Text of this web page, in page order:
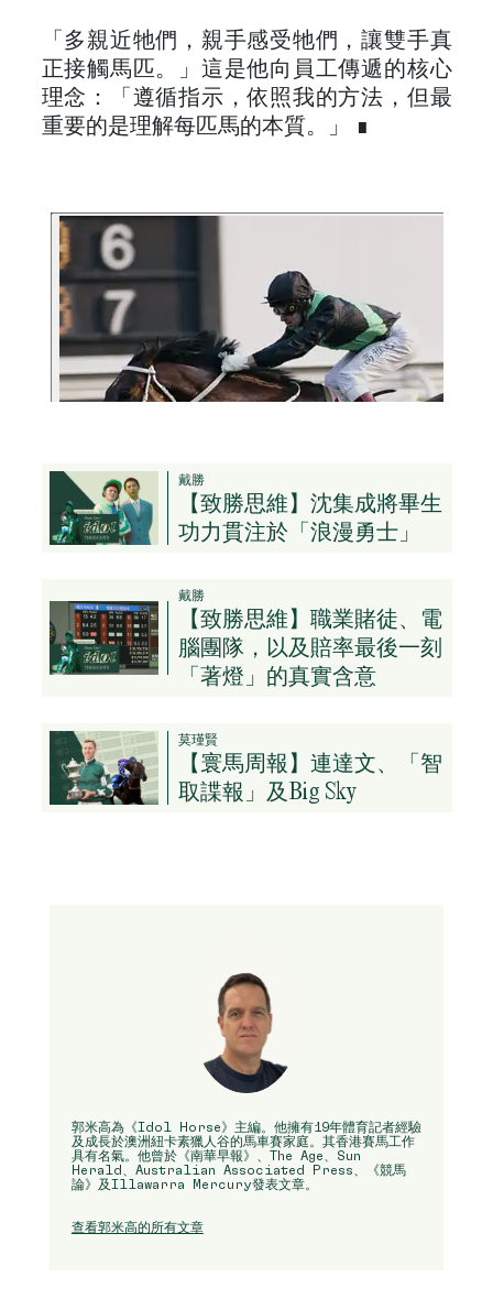
「多親近牠們，親手感受牠們，讓雙手真
正接觸馬匹。」這是他向員工傳遞的核心
理念：「遵循指示，依照我的方法，但最
重要的是理解每匹馬的本質。」 ∎
戴勝
【致勝思維】沈集成將畢生
功力貫注於「浪漫勇士」
戴勝
【致勝思維】職業賭徒、電
腦團隊，以及賠率最後一刻
「著燈」的真實含意
莫瑾賢
【寰馬周報】連達文、「智
取諜報」及Big Sky
郭米高為《Idol Horse》主編。他擁有19年體育記者經驗
及成長於澳洲紐卡素獵人谷的馬車賽家庭。其香港賽馬工作
具有名氣。他曾於《南華早報》、The Age、Sun
Herald、Australian Associated Press、《競馬
論》及Illawarra Mercury發表文章。
查看郭米高的所有文章